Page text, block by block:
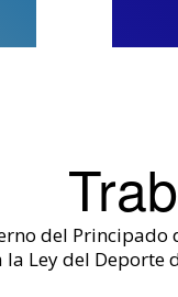
del
Ley del